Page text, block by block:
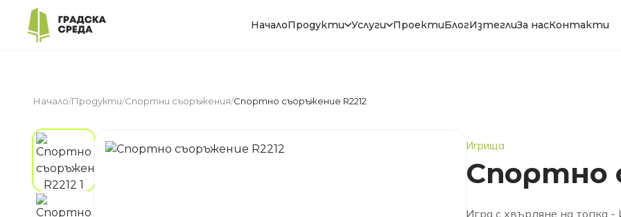
НачалоПродукти Услуги ПроектиБлогИзтеглиЗа насКонтакти
Начало/Продукти/Спортни съоръжения/Спортно съоръжение R2212
Игрища
Спортно
Игра с хвърляне на топка -